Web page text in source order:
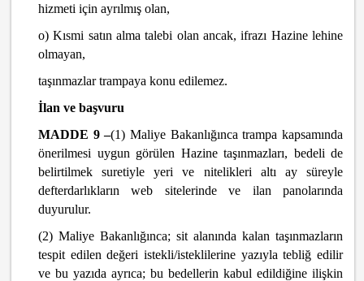
hizmeti için ayrılmış olan,
o) Kısmi satın alma talebi olan ancak, ifrazı Hazine lehine
olmayan,
taşınmazlar trampaya konu edilemez.
İlan ve başvuru
MADDE 9 –(1) Maliye Bakanlığınca trampa kapsamında
önerilmesi uygun görülen Hazine taşınmazları, bedeli de
belirtilmek suretiyle yeri ve nitelikleri altı ay süreyle
defterdarlıkların web sitelerinde ve ilan panolarında
duyurulur.
(2) Maliye Bakanlığınca; sit alanında kalan taşınmazların
tespit edilen değeri istekli/isteklilerine yazıyla tebliğ edilir
ve bu yazıda ayrıca; bu bedellerin kabul edildiğine ilişkin